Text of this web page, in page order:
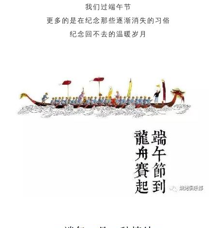
我们过端午节
更多的是在纪念那些逐渐消失的习俗
纪念回不去的温暖岁月